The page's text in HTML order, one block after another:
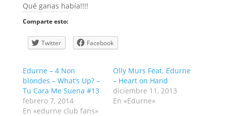
Qué ganas había!!!!
Comparte esto:
Twitter Facebook
Edurne – 4 Non
blondes – What’s Up? –
Tu Cara Me Suena #13
febrero 7, 2014
En «edurne club fans»
Olly Murs Feat. Edurne
– Heart on Hand
diciembre 11, 2013
En «Edurne»